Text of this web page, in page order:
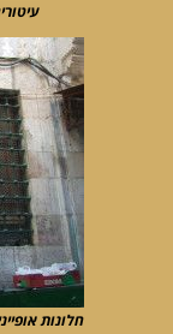
חלונות